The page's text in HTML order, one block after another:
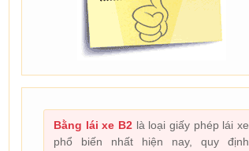
Bằng lái xe B2 là loại giấy phép lái xe
phổ biến nhất hiện nay, quy định